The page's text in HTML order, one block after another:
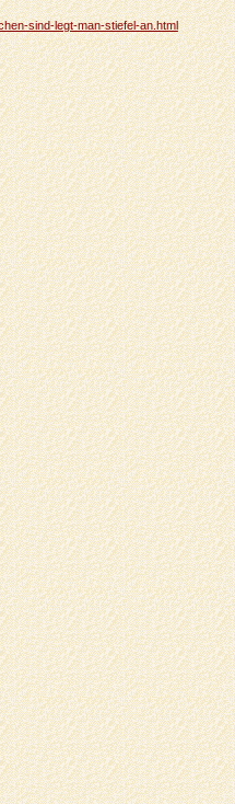
sind-legt-man-stiefel-an.html